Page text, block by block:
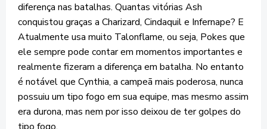
diferença nas batalhas. Quantas vitórias Ash
conquistou graças a Charizard, Cindaquil e Infernape? E
Atualmente usa muito Talonflame, ou seja, Pokes que
ele sempre pode contar em momentos importantes e
realmente fizeram a diferença em batalha. No entanto
é notável que Cynthia, a campeã mais poderosa, nunca
possuiu um tipo fogo em sua equipe, mas mesmo assim
era durona, mas nem por isso deixou de ter golpes do